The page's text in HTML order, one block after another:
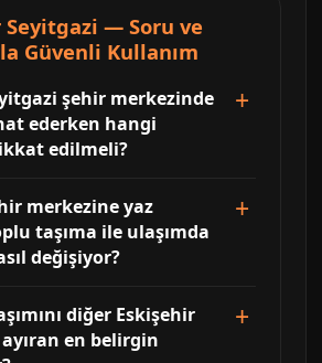
Seyitgazi — Soru ve
Güvenli Kullanım
şehir merkezinde
ederken hangi
edilmeli?
merkezine yaz
taşıma ile ulaşımda
değişiyor?
diğer Eskişehir
en belirgin